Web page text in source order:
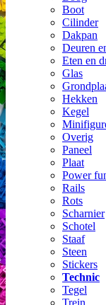
Boot
Cilinder
Dakpan
Deuren
Eten en
Glas
Hekken
Kegel
Overig
Paneel
Plaat
Power
Rails
Rots
Scharnier
Schotel
Staaf
Steen
Stickers
Technic
Tegel